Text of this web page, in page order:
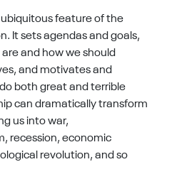
ubiquitous feature of the
It sets agendas and goals,
and how we should
and motivates and
both great and terrible
can dramatically transform
us into war,
recession, economic
revolution, and so